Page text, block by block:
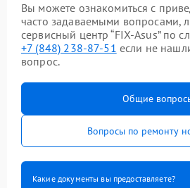
Вы можете ознакомиться с
часто задаваемыми вопросами,
сервисный центр “FIX-Asus” по
+7 (848) 238-87-51 если не
вопрос.
Общие
Вопросы по ремонту
Какие документы вы предоставляете?